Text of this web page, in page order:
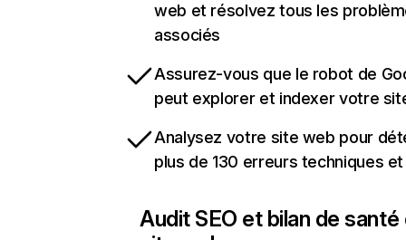
web et résolvez tous les
associés
Assurez-vous que le robot de
peut explorer et indexer votre
Analysez votre site web pour
plus de 130 erreurs techniques et
Audit SEO et bilan de santé